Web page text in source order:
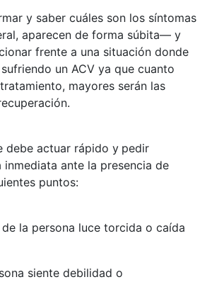
y saber cuáles son los síntomas
aparecen de forma súbita— y
frente a una situación donde
un ACV ya que cuanto
mayores serán las
debe actuar rápido y pedir
inmediata ante la presencia de
puntos:
de la persona luce torcida o caída
siente debilidad o